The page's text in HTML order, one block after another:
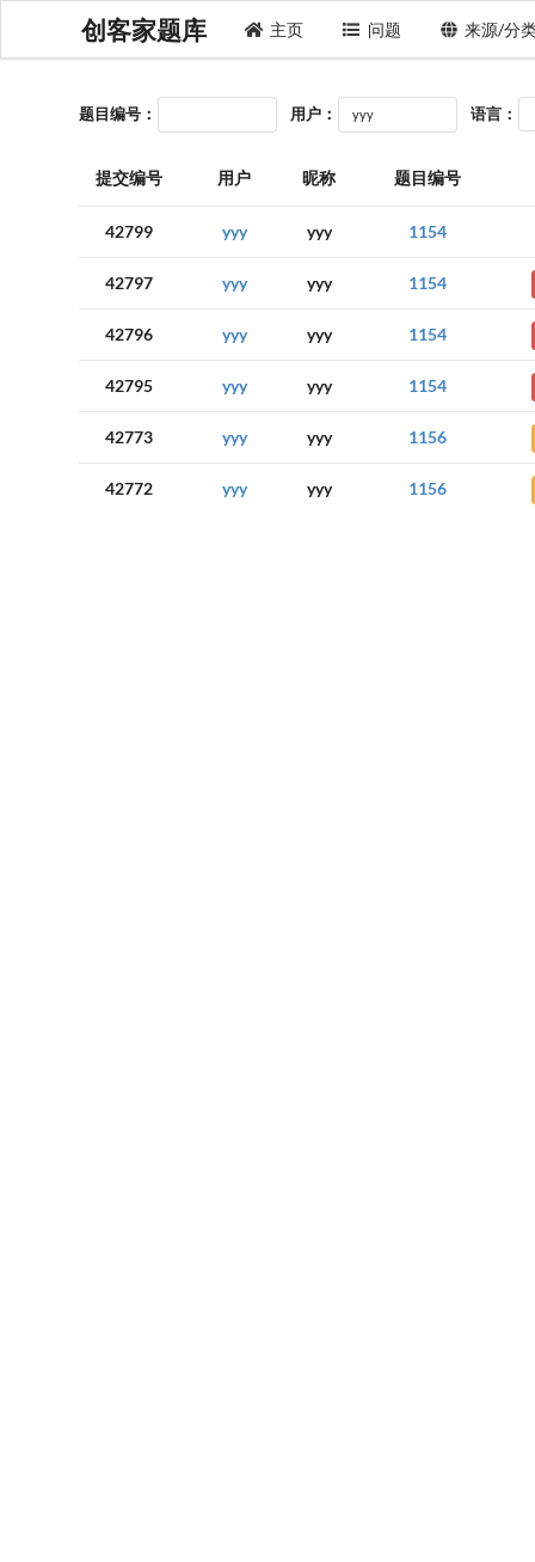
创客家题库 主页 问题 来源/分
题目编号： 用户： 语言：
提交编号 用户 昵称 题目编号
42799 yyy yyy 1154
42797 yyy yyy 1154
42796 yyy yyy 1154
42795 yyy yyy 1154
42773 yyy yyy 1156
42772 yyy yyy 1156